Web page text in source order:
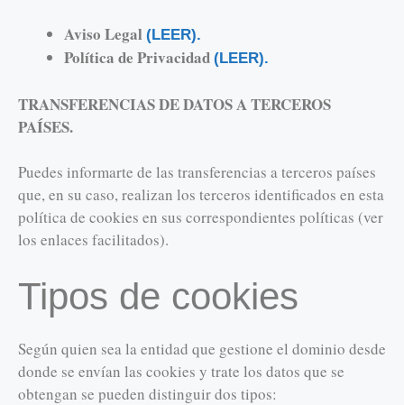
Aviso Legal (LEER).
Política de Privacidad (LEER).
TRANSFERENCIAS DE DATOS A TERCEROS
PAÍSES.
Puedes informarte de las transferencias a terceros países
que, en su caso, realizan los terceros identificados en esta
política de cookies en sus correspondientes políticas (ver
los enlaces facilitados).
Tipos de cookies
Según quien sea la entidad que gestione el dominio desde
donde se envían las cookies y trate los datos que se
obtengan se pueden distinguir dos tipos: